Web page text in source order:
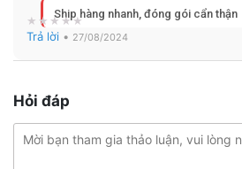
Ship hàng nhanh, đóng gói cẩn thận
Trả lời • 27/08/2024
Hỏi đáp